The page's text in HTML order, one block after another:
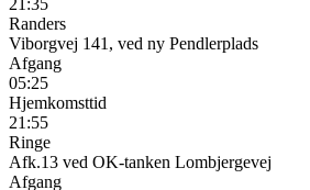
21:35
Randers
Viborgvej 141, ved ny Pendlerplads
Afgang
05:25
Hjemkomsttid
21:55
Ringe
Afk.13 ved OK-tanken Lombjergevej
Afgang